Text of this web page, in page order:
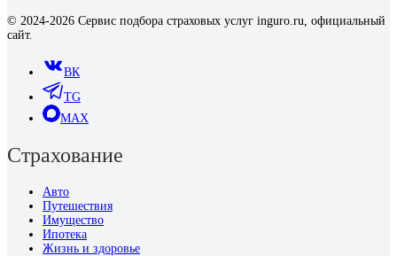
© 2024-2026 Сервис подбора страховых услуг inguro.ru, официальный
сайт.
ВК
TG
MAX
Страхование
Авто
Путешествия
Имущество
Ипотека
Жизнь и здоровье